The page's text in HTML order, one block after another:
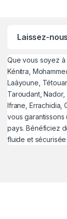
Laissez-
Que vous soyez à
Kénitra,
Laâyoune,
Taroudant, Nador,
Ifrane, Errachidia,
vous
pays. Bénéficiez
fluide et